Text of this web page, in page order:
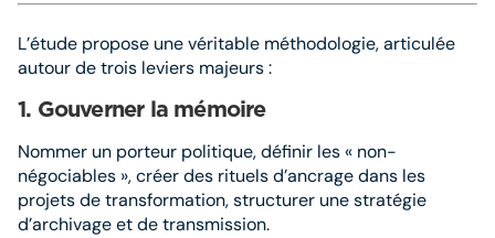
L’étude propose une véritable méthodologie, articulée
autour de trois leviers majeurs :
1. Gouverner la mémoire
Nommer un porteur politique, définir les « non-
négociables », créer des rituels d’ancrage dans les
projets de transformation, structurer une stratégie
d’archivage et de transmission.